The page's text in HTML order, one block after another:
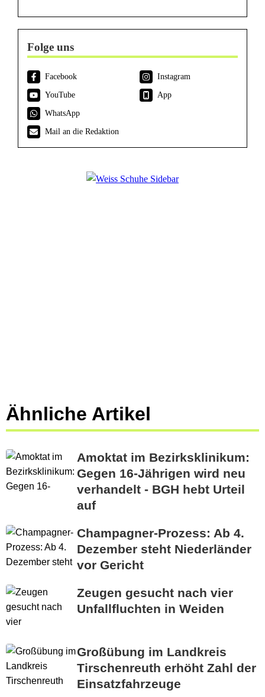
Folge uns
Facebook
Instagram
YouTube
App
WhatsApp
Mail an die Redaktion
Ähnliche Artikel
Amoktat im Bezirksklinikum:
Gegen 16-Jährigen wird neu
verhandelt - BGH hebt Urteil
auf
Champagner-Prozess: Ab 4.
Dezember steht Niederländer
vor Gericht
Zeugen gesucht nach vier
Unfallfluchten in Weiden
Großübung im Landkreis
Tirschenreuth erhöht Zahl der
Einsatzfahrzeuge